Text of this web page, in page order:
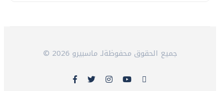
© 2026 جميع الحقوق محفوظةلـ ماسبيرو